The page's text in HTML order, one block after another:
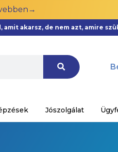
amit akarsz, de nem azt, amire
Jószolgálat